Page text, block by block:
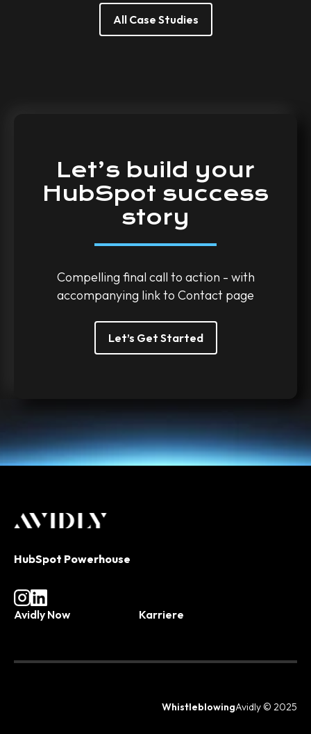
All Case Studies
Let’s build your
HubSpot success
story
Compelling final call to action - with
accompanying link to Contact page
Let’s Get Started
HubSpot Powerhouse
Avidly Now Karriere
WhistleblowingAvidly © 2025